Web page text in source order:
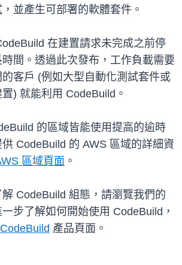
並產生可部署的軟體套件。
在建置請求未完成之前停
間。透過此次發布，工作負載需要
客戶 (例如大型自動化測試套件或
) 就能利用 CodeBuild。
的區域皆能使用提高的逾時
CodeBuild 的 AWS 區域的詳細資
區域頁面 。
CodeBuild 組態，請瀏覽我們的
一步了解如何開始使用 CodeBuild，
產品頁面。